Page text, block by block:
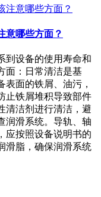
意哪些方面？
到设备的使用寿命和
面：日常清洁是基
面的铁屑、油污，
止铁屑堆积导致部件
清洁剂进行清洁，避
润滑系统。导轨、轴
应按照设备说明书的
滑脂，确保润滑系统